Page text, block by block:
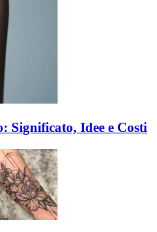
Significato, Idee e Costi